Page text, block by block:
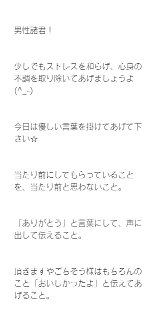
男性諸君！
少しでもストレスを和らげ、心身の
不調を取り除いてあげましょうよ
(^_-)
今日は優しい言葉を掛けてあげて下
さい☆
当たり前にしてもらっていること
を、当たり前と思わないこと。
「ありがとう」と言葉にして、声に
出して伝えること。
頂きますやごちそう様はもちろんの
こと「おいしかったよ」と伝えてあ
げること。